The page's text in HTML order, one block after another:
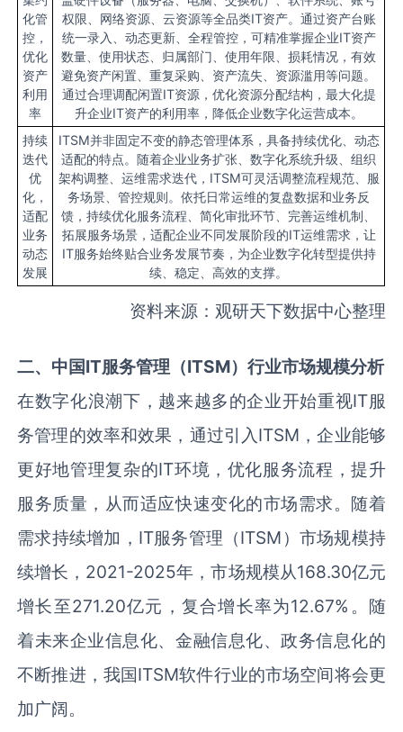
化管
控，
优化
资产
利用
率
权限、网络资源、云资源等全品类IT资产。通过资产台账
统一录入、动态更新、全程管控，可精准掌握企业IT资产
数量、使用状态、归属部门、使用年限、损耗情况，有效
避免资产闲置、重复采购、资产流失、资源滥用等问题。
通过合理调配闲置IT资源，优化资源分配结构，最大化提
升企业IT资产的利用率，降低企业数字化运营成本。
持续
迭代
优
化，
适配
业务
动态
发展
ITSM并非固定不变的静态管理体系，具备持续优化、动态
适配的特点。随着企业业务扩张、数字化系统升级、组织
架构调整、运维需求迭代，ITSM可灵活调整流程规范、服
务场景、管控规则。依托日常运维的复盘数据和业务反
馈，持续优化服务流程、简化审批环节、完善运维机制、
拓展服务场景，适配企业不同发展阶段的IT运维需求，让
IT服务始终贴合业务发展节奏，为企业数字化转型提供持
续、稳定、高效的支撑。
资料来源：观研天下数据中心整理
二、中国IT服务管理（ITSM）行业市场规模分析
在数字化浪潮下，越来越多的企业开始重视IT服
务管理的效率和效果，通过引入ITSM，企业能够
更好地管理复杂的IT环境，优化服务流程，提升
服务质量，从而适应快速变化的市场需求。随着
需求持续增加，IT服务管理（ITSM）市场规模持
续增长，2021-2025年，市场规模从168.30亿元
增长至271.20亿元，复合增长率为12.67%。随
着未来企业信息化、金融信息化、政务信息化的
不断推进，我国ITSM软件行业的市场空间将会更
加广阔。